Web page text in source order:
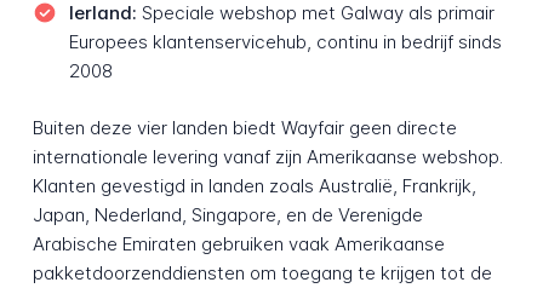
Ierland: Speciale webshop met Galway als primair
Europees klantenservicehub, continu in bedrijf sinds
2008
Buiten deze vier landen biedt Wayfair geen directe
internationale levering vanaf zijn Amerikaanse webshop.
Klanten gevestigd in landen zoals Australië, Frankrijk,
Japan, Nederland, Singapore, en de Verenigde
Arabische Emiraten gebruiken vaak Amerikaanse
pakketdoorzenddiensten om toegang te krijgen tot de